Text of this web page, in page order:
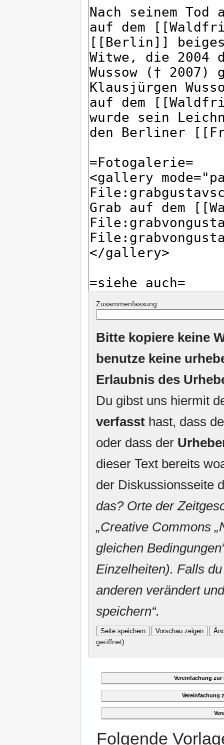
Zusammenfassung:
Bitte kopiere keine
benutze keine
Erlaubnis des
Du gibst uns hiermit
verfasst hast, dass
oder dass der
dieser Text bereits
der Diskussionsseite
das? Orte der
„Creative Commons
gleichen
Einzelheiten). Falls
anderen verändert
speichern“.
geöffnet)
Vereinfachung
Vereinfachung
Folgende